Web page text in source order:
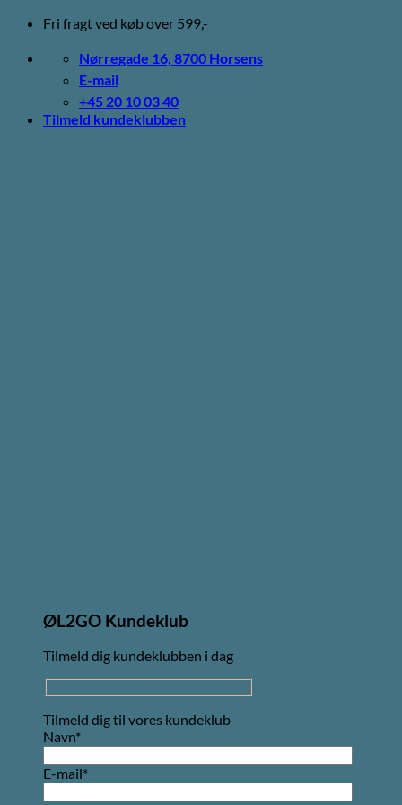
Fortsæt
indhold
Fri fragt ved køb over 599,-
Nørregade 16, 8700 Horsens
E-mail
+45 20 10 03 40
Tilmeld kundeklubben
ØL2GO Kundeklub
Tilmeld dig kundeklubben i dag
Tilmeld dig til vores kundeklub
Navn*
E-mail*